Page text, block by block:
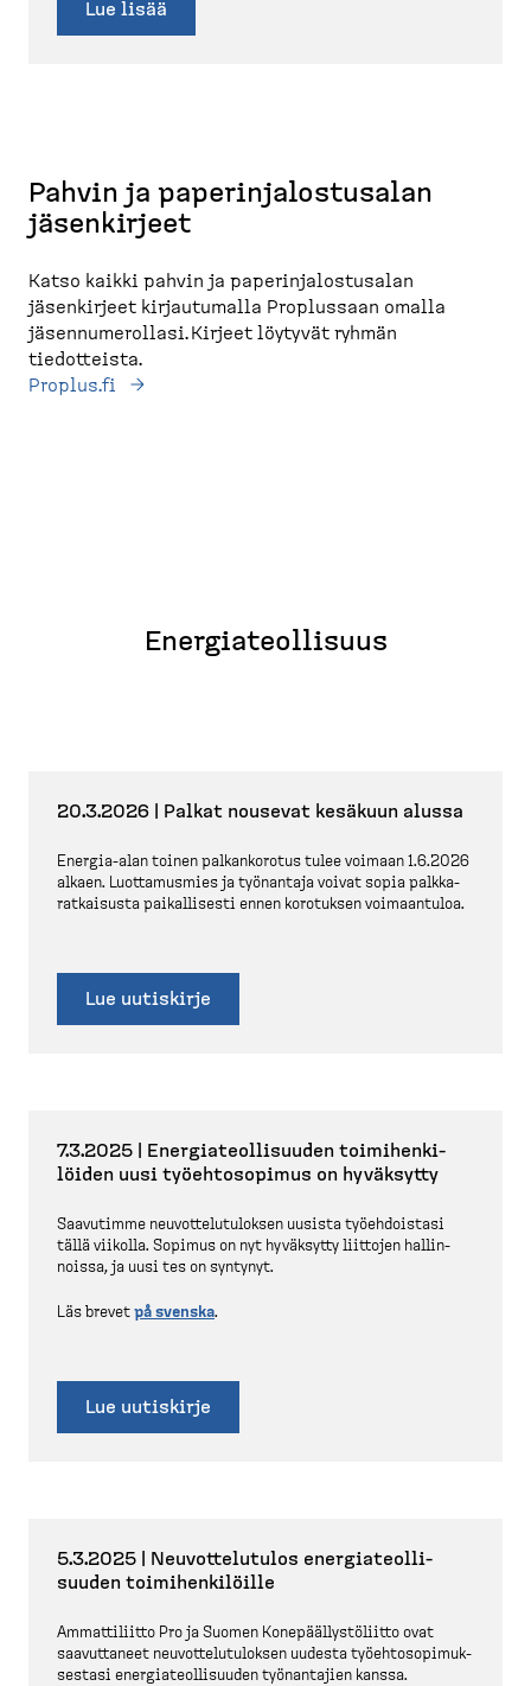
Lue lisää
Pahvin ja paperinjalostusalan
jäsenkirjeet
Katso kaikki pahvin ja paperinjalostusalan
jäsenkirjeet kirjautumalla Proplussaan omalla
jäsennumerollasi. Kirjeet löytyvät ryhmän
tiedotteista.
Proplus.fi
Energia­teol­lisuus
20.3.2026 | Palkat nousevat kesäkuun alussa
Energia-​alan toinen palkan­korotus tulee voimaan 1.6.2026
alkaen. Luotta­musmies ja työnantaja voivat sopia palkka­
rat­kaisusta paikal­lisesti ennen korotuksen voimaantuloa.
Lue uutiskirje
7.3.2025 | Energia­teol­li­suuden toimihen­ki­
löiden uusi työehto­sopimus on hyväksytty
Saavutimme neuvot­te­lu­tu­loksen uusista työehdoistasi
tällä viikolla. Sopimus on nyt hyväksytty liittojen hallin­
noissa, ja uusi tes on syntynyt.
Läs brevet på svenska.
Lue uutiskirje
5.3.2025 | Neuvot­te­lutulos energia­teol­li­
suuden toimihen­ki­löille
Ammatti­liitto Pro ja Suomen Konepääl­lys­tö­liitto ovat
saavut­taneet neuvot­te­lu­tu­loksen uudesta työehto­so­pi­muk­
sestasi energia­teol­li­suuden työnan­tajien kanssa.